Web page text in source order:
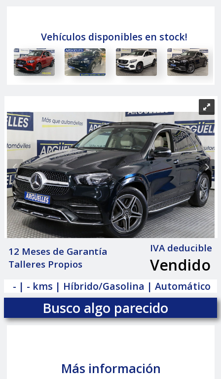
Vehículos disponibles en stock!
12 Meses de Garantía
Talleres Propios
IVA deducible
Vendido
- | - kms | Híbrido/Gasolina | Automático
Busco algo parecido
Más información